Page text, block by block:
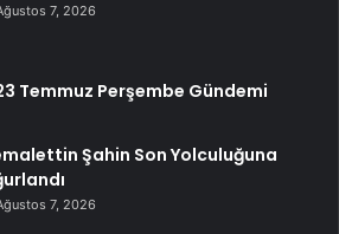
7, 2026
Temmuz Perşembe Gündemi
Şahin Son Yolculuğuna
7, 2026